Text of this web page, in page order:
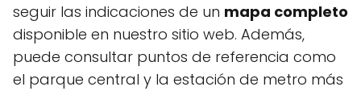
seguir las indicaciones de un mapa completo
disponible en nuestro sitio web. Además,
puede consultar puntos de referencia como
el parque central y la estación de metro más